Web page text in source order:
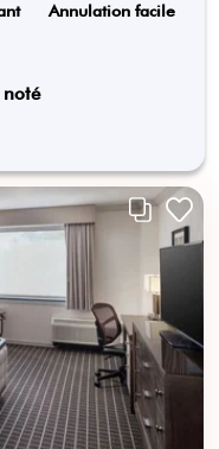
Annulation facile
noté